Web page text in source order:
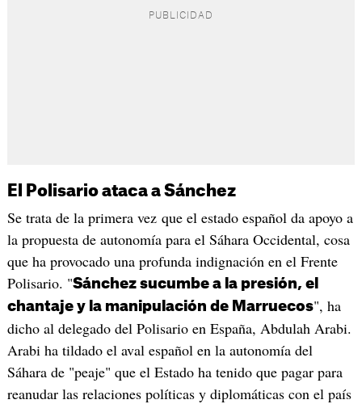
El Polisario ataca a Sánchez
Se trata de la primera vez que el estado español da apoyo a
la propuesta de autonomía para el Sáhara Occidental, cosa
que ha provocado una profunda indignación en el Frente
Polisario. "Sánchez sucumbe a la presión, el
chantaje y la manipulación de Marruecos", ha
dicho al delegado del Polisario en España, Abdulah Arabi.
Arabi ha tildado el aval español en la autonomía del
Sáhara de "peaje" que el Estado ha tenido que pagar para
reanudar las relaciones políticas y diplomáticas con el país